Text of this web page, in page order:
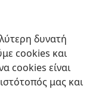
δυνατή
cookies και
cookies είναι
μας και